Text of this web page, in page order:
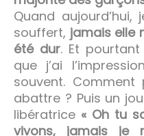
Quand
souffert, jamais elle
été dur. Et
que j’ai
souvent.
abattre ? Puis un
libératrice « Oh tu
vivons, jamais je